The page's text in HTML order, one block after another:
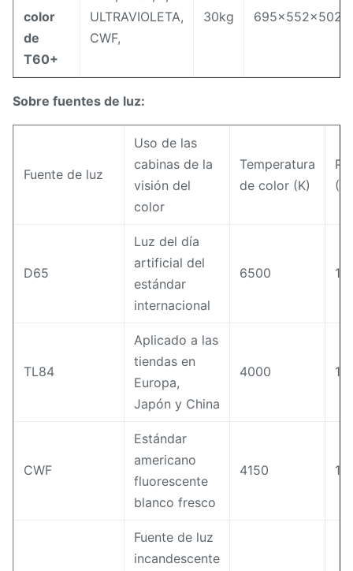
color
de
T60+
ULTRAVIOLETA,
CWF,
30kg 695x552x502
Sobre fuentes de luz:
Fuente de luz
Uso de las
cabinas de la
visión del
color
Temperatura
de color (K)
D65
Luz del día
artificial del
estándar
internacional
6500 18
TL84
Aplicado a las
tiendas en
Europa,
Japón y China
4000 18
CWF
Estándar
americano
fluorescente
blanco fresco
4150 18
Fuente de luz
incandescente